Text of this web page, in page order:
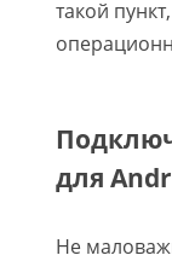
такой
для
Не